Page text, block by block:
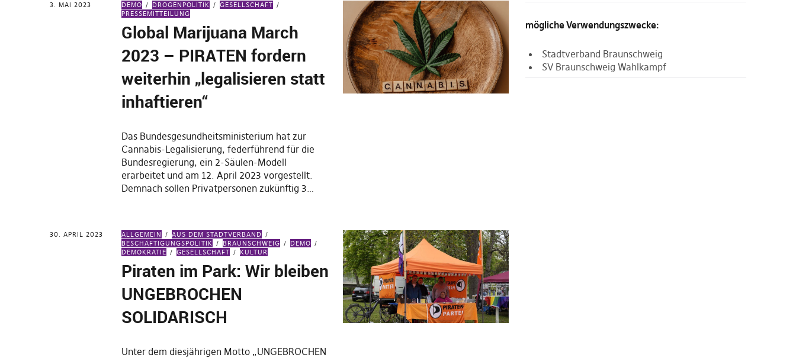
3. MAI 2023 DEMO DROGENPOLITIK
GESELLSCHAFT
PRESSEMITTEILUNG
Global Marijuana March
2023 – PIRATEN fordern
weiterhin „legalisieren statt
inhaftieren“
Das Bundesgesundheitsministerium hat zur
Cannabis-Legalisierung, federführend für die
Bundesregierung, ein 2-Säulen-Modell
erarbeitet und am 12. April 2023 vorgestellt.
Demnach sollen Privatpersonen zukünftig 3…
30. APRIL 2023 ALLGEMEIN
AUS DEM STADTVERBAND
BESCHÄFTIGUNGSPOLITIK
BRAUNSCHWEIG
DEMO
DEMOKRATIE
GESELLSCHAFT KULTUR
Piraten im Park: Wir bleiben
UNGEBROCHEN
SOLIDARISCH
Unter dem diesjährigen Motto „UNGEBROCHEN
mögliche Verwendungszwecke:
Stadtverband Braunschweig
SV Braunschweig Wahlkampf